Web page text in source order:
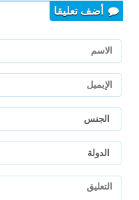
أضف تعليقا